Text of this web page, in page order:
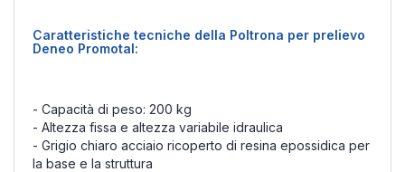
Caratteristiche tecniche della Poltrona per prelievo
Deneo Promotal:
- Capacità di peso: 200 kg
- Altezza fissa e altezza variabile idraulica
- Grigio chiaro acciaio ricoperto di resina epossidica per
la base e la struttura